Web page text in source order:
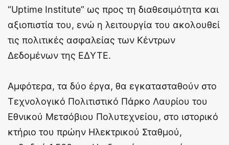
“Uptime Institute” ως προς τη διαθεσιμότητα και
αξιοπιστία του, ενώ η λειτουργία του ακολουθεί
τις πολιτικές ασφαλείας των Κέντρων
Δεδομένων της ΕΔΥΤΕ.
Αμφότερα, τα δύο έργα, θα εγκατασταθούν στο
Τεχνολογικό Πολιτιστικό Πάρκο Λαυρίου του
Εθνικού Μετσόβιου Πολυτεχνείου, στο ιστορικό
κτήριο του πρώην Ηλεκτρικού Σταθμού,